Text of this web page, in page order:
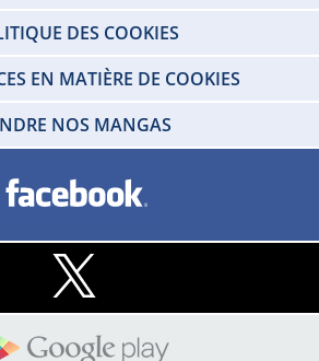
DES COOKIES
EN MATIÈRE DE COOKIES
NOS MANGAS